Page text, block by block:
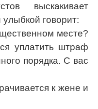
выскакивает
говорит:
месте?
уплатить штраф
порядка. С вас
к жене и